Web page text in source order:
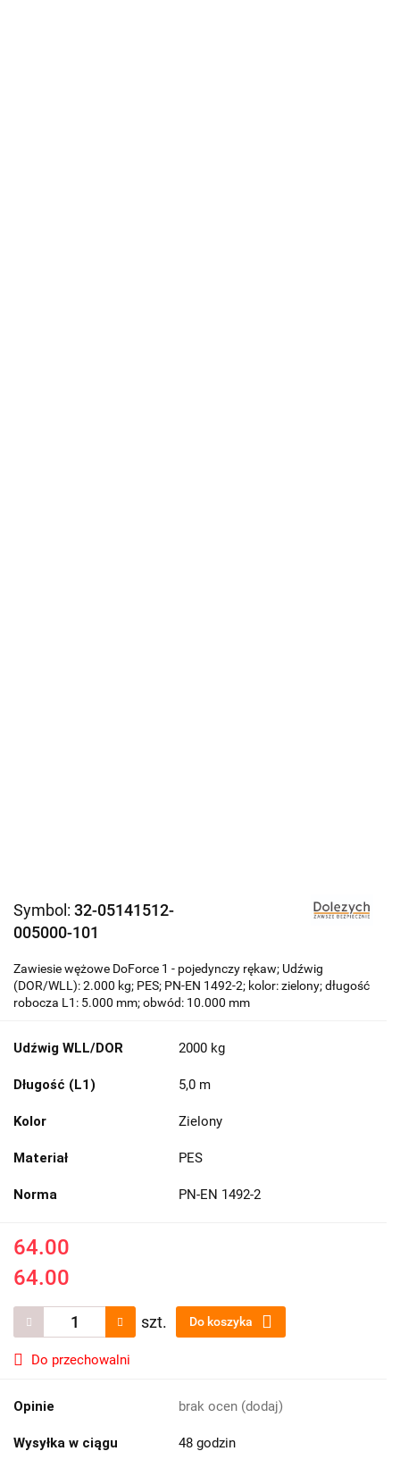
Symbol: 32-05141512-
005000-101
Zawiesie wężowe DoForce 1 - pojedynczy rękaw; Udźwig
(DOR/WLL): 2.000 kg; PES; PN-EN 1492-2; kolor: zielony; długość
robocza L1: 5.000 mm; obwód: 10.000 mm
Udźwig WLL/DOR 2000 kg
Długość (L1) 5,0 m
Kolor Zielony
Materiał PES
Norma PN-EN 1492-2
64.00
64.00
szt. Do koszyka
Do przechowalni
Opinie brak ocen (dodaj)
Wysyłka w ciągu 48 godzin